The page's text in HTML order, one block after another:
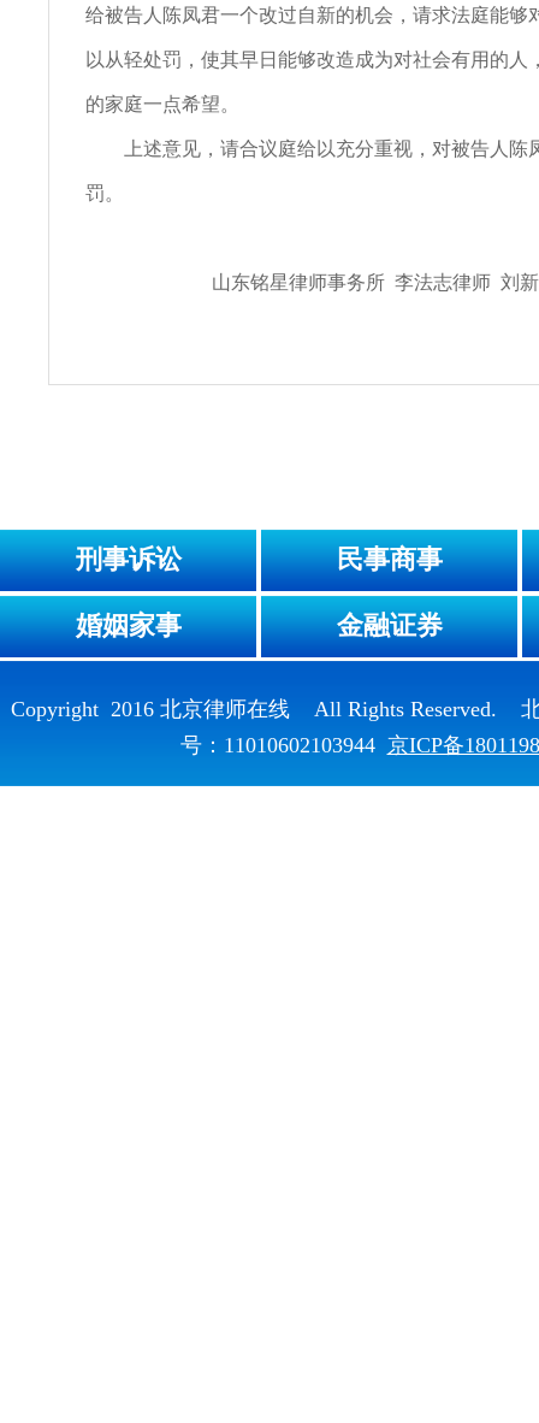
给被告人陈凤君一个改过自新的机会，请求法庭能够
以从轻处罚，使其早日能够改造成为对社会有用的人
的家庭一点希望。
上述意见，请合议庭给以充分重视，对被告人陈
罚。
山东铭星律师事务所 李法志律师 刘新
刑事诉讼 民事商事
婚姻家事 金融证券
Copyright 2016 北京律师在线 All Rights Reserved.
号：11010602103944 京ICP备